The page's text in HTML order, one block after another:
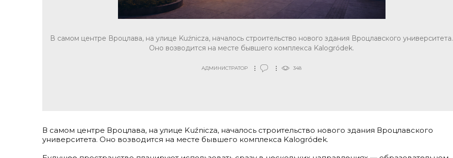
В самом центре Вроцлава, на улице Kuźnicza, началось строительство нового здания Вроцлавского университета.
Оно возводится на месте бывшего комплекса Kalogródek.
АДМИНИСТРАТОР 348
В самом центре Вроцлава, на улице Kuźnicza, началось строительство нового здания Вроцлавского
университета. Оно возводится на месте бывшего комплекса Kalogródek.